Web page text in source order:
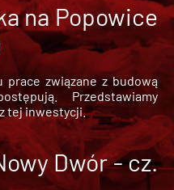
na Popowice
prace związane z budową
Przedstawiamy
tej inwestycji.
Dwór - cz.